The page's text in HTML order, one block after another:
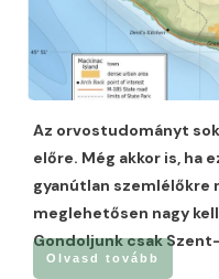
Az orvostudományt
előre. Még akkor is, ha
gyanútlan szemlélőkre
meglehetősen nagy
Gondoljunk csak
Olvasd tovább